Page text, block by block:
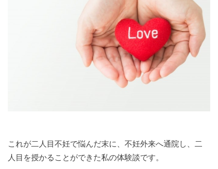
これが二人目不妊で悩んだ末に、不妊外来へ通院し、二
人目を授かることができた私の体験談です。